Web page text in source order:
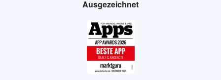
Ausgezeichnet